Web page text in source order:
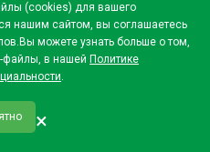
(cookies) для вашего
нашим сайтом, вы соглашаетесь
можете узнать больше о том,
файлы, в нашей Политике
.
×